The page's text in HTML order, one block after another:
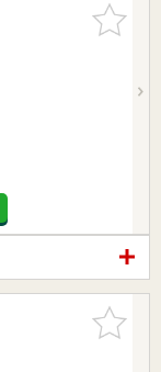
お気に入
りに追加
お気に入
りに追加